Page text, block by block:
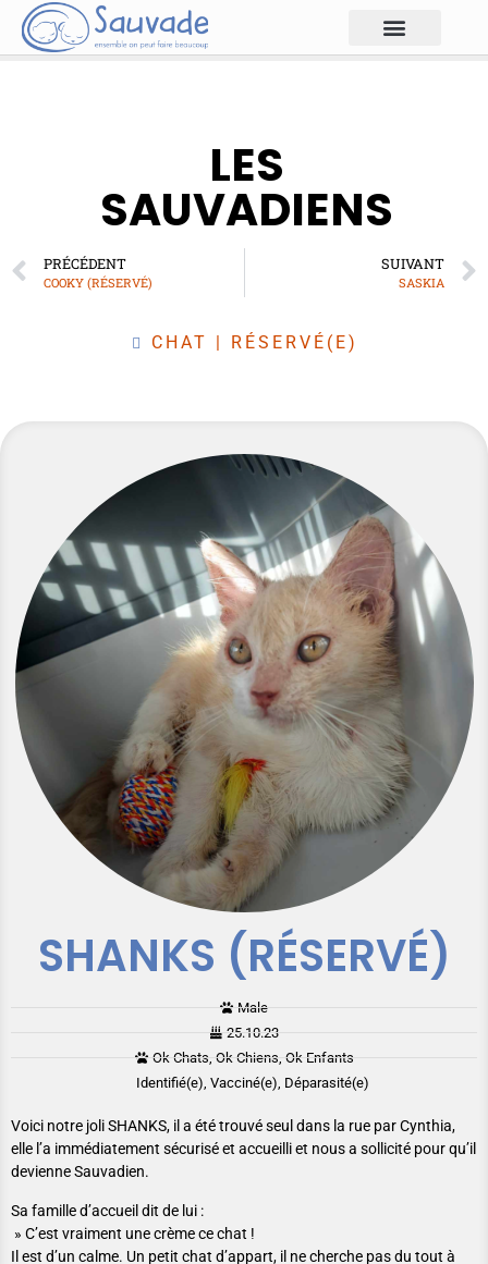
LES
SAUVADIENS
PRÉCÉDENT
COOKY (RÉSERVÉ)
SUIVANT
SASKIA
CHAT | RÉSERVÉ(E)
SHANKS (RÉSERVÉ)
Male
25.10.23
Ok Chats, Ok Chiens, Ok Enfants
Identifié(e), Vacciné(e), Déparasité(e)
Voici notre joli SHANKS, il a été trouvé seul dans la rue par Cynthia,
elle l’a immédiatement sécurisé et accueilli et nous a sollicité pour qu’il
devienne Sauvadien.
Sa famille d’accueil dit de lui :
» C’est vraiment une crème ce chat !
Il est d’un calme. Un petit chat d’appart, il ne cherche pas du tout à